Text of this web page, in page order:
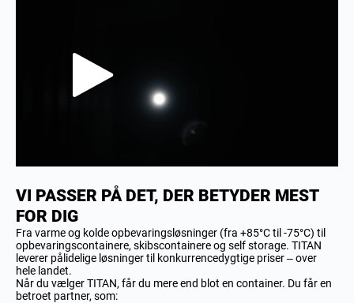
VI PASSER PÅ DET, DER BETYDER MEST
FOR DIG
Fra varme og kolde opbevaringsløsninger (fra +85°C til -75°C) til
opbevaringscontainere, skibscontainere og self storage. TITAN
leverer pålidelige løsninger til konkurrencedygtige priser – over
hele landet.
Når du vælger TITAN, får du mere end blot en container. Du får en
betroet partner, som: